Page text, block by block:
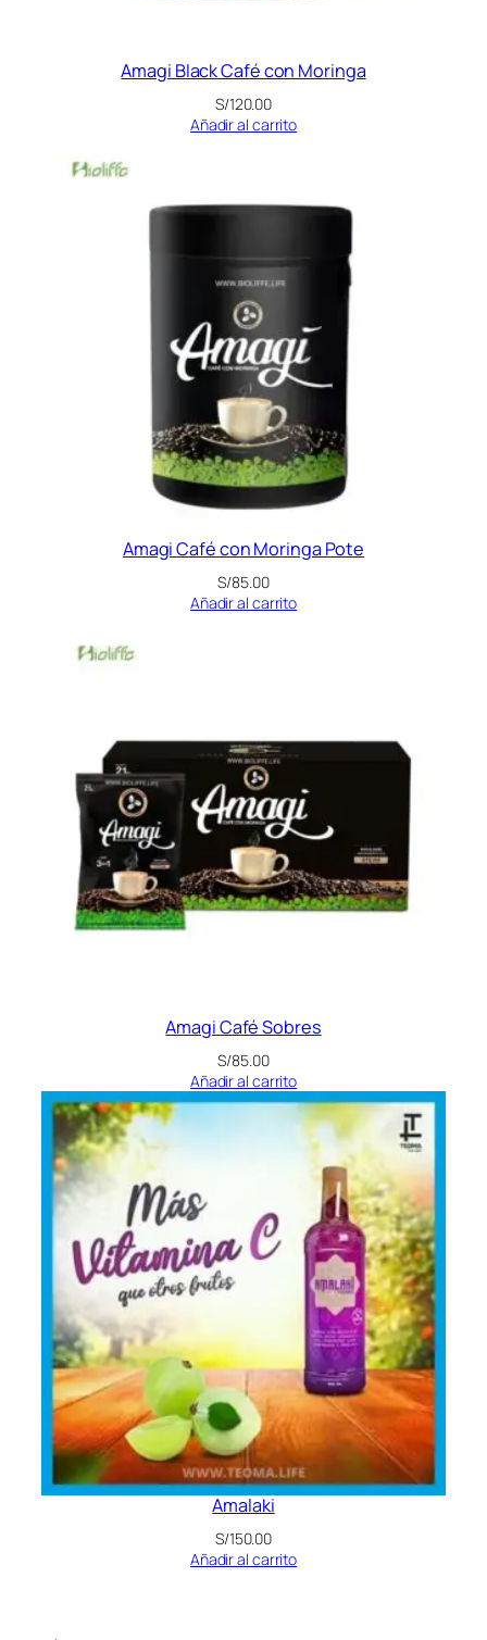
Amagi Black Café con Moringa
S/120.00
Añadir al carrito
Amagi Café con Moringa Pote
S/85.00
Añadir al carrito
Amagi Café Sobres
S/85.00
Añadir al carrito
Amalaki
S/150.00
Añadir al carrito